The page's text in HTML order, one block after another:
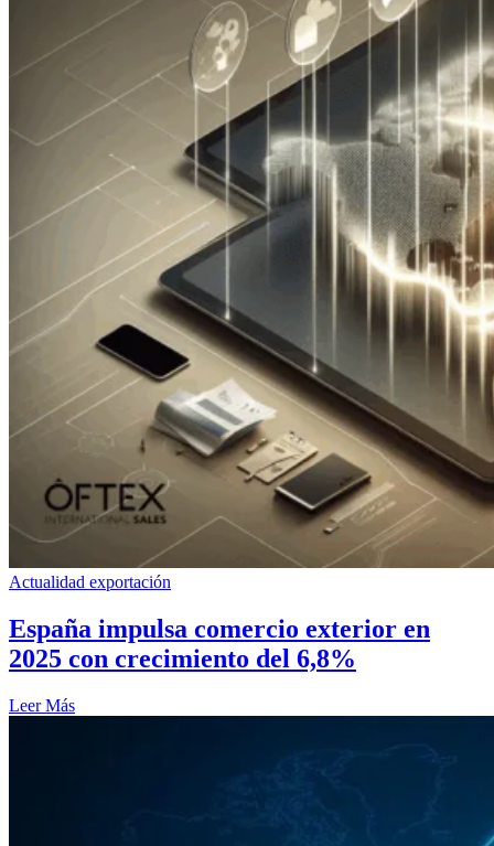
Actualidad exportación
España impulsa comercio exterior en
2025 con crecimiento del 6,8%
Leer Más